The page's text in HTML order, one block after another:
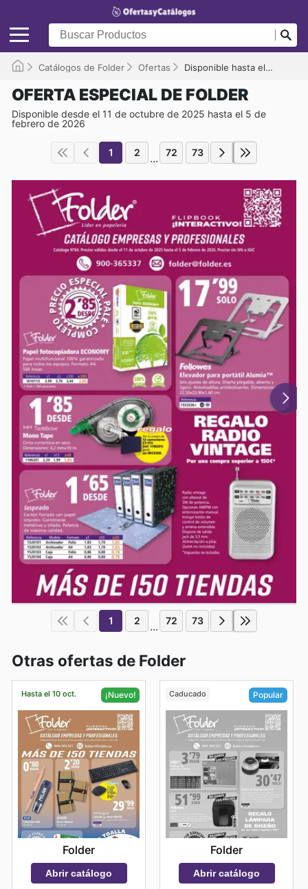
Catálogos de Folder Ofertas Disponible hasta el 05/02/2026
OFERTA ESPECIAL DE FOLDER
Disponible desde el 11 de octubre de 2025 hasta el 5 de
febrero de 2026
1 2 ... 72 73
1 2 ... 72 73
Otras ofertas de Folder
Hasta el 10 oct. ¡Nuevo!
Folder
Abrir catálogo
Caducado Popular
Folder
Abrir catálogo